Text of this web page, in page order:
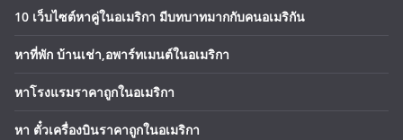
10 เว็บไซต์หาคู่ในอเมริกา มีบทบาทมากกับคนอเมริกัน
หาที่พัก บ้านเช่า,อพาร์ทเมนต์ในอเมริกา
หาโรงแรมราคาถูกในอเมริกา
หา ตั๋วเครื่องบินราคาถูกในอเมริกา